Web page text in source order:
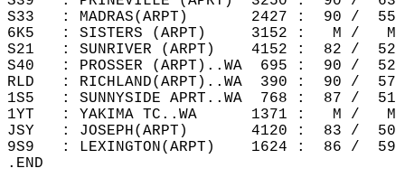
S33   : MADRAS(ARPT)       2427 :  90
6K5   : SISTERS (ARPT)     3152 :   M
S21   : SUNRIVER (ARPT)    4152 :  82
S40   : PROSSER (ARPT)..WA  695 :
RLD   : RICHLAND(ARPT)..WA  390 :  90
1S5   : SUNNYSIDE APRT..WA  768 :
1YT   : YAKIMA TC..WA      1371 :   M
JSY   : JOSEPH(ARPT)       4120 :  83 /
9S9   : LEXINGTON(ARPT)    1624 :  86
.END